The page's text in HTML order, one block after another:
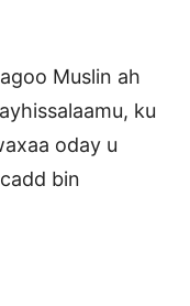
Muslin ah
ku
oday u
bin